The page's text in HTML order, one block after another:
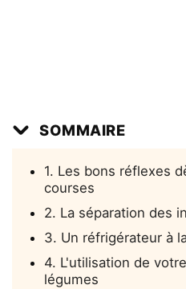
SOMMAIRE
1. Les bons réflexes
courses
2. La séparation des
3. Un réfrigérateur à
4. L'utilisation de
légumes